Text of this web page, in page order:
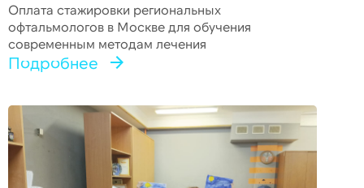
Оплата стажировки региональных
офтальмологов в Москве для обучения
современным методам лечения
Подробнее